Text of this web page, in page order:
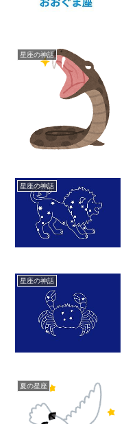
星座の神話
星座の神話
星座の神話
夏の星座